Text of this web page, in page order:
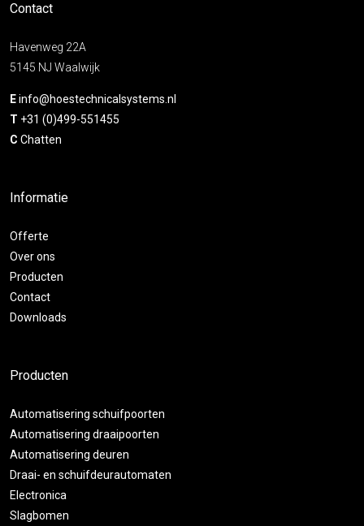
Contact
Havenweg 22A
5145 NJ Waalwijk
Einfo@hoestechnicalsystems.nl
T +31 (0)499-551455
C Chatten
Informatie
Offerte
Over ons
Producten
Contact
Downloads
Producten
Automatisering schuifpoorten
Automatisering draaipoorten
Automatisering deuren
Draai- en schuifdeurautomaten
Electronica
Slagbomen